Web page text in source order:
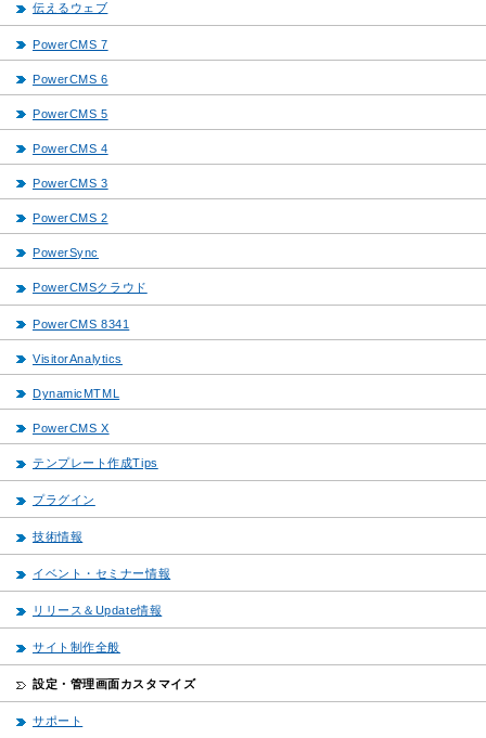
伝えるウェブ
PowerCMS 7
PowerCMS 6
PowerCMS 5
PowerCMS 4
PowerCMS 3
PowerCMS 2
PowerSync
PowerCMSクラウド
PowerCMS 8341
VisitorAnalytics
DynamicMTML
PowerCMS X
テンプレート作成Tips
プラグイン
技術情報
イベント・セミナー情報
リリース＆Update情報
サイト制作全般
設定・管理画面カスタマイズ
サポート